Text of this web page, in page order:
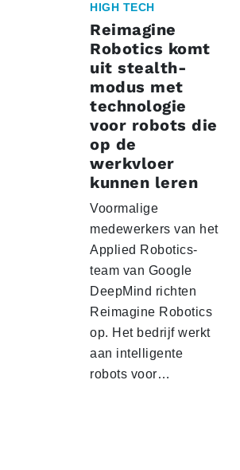
HIGH TECH
Reimagine
Robotics komt
uit stealth-
modus met
technologie
voor robots die
op de
werkvloer
kunnen leren
Voormalige
medewerkers van het
Applied Robotics-
team van Google
DeepMind richten
Reimagine Robotics
op. Het bedrijf werkt
aan intelligente
robots voor…